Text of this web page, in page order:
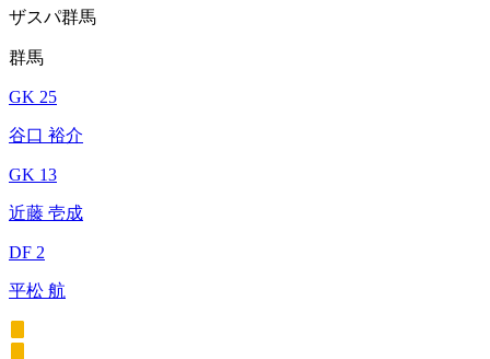
ザスパ群馬
群馬
GK 25
谷口 裕介
GK 13
近藤 壱成
DF 2
平松 航